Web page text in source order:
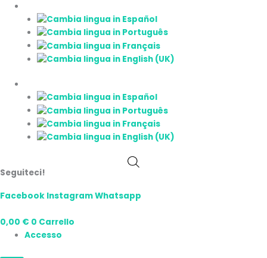
contenuto
Seguiteci!
Facebook InstagramWhatsapp
0,00 € 0 Carrello
Accesso
di
prezzo:
da
18,00 €
CBD
Piatella
40%
quantità